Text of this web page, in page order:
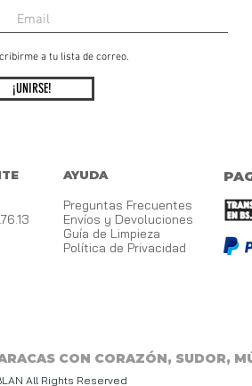
a tu lista de correo.
¡UNIRSE!
AYUDA
Preguntas Frecuentes
Envíos y Devoluciones
Guía de Limpieza
Política de Privacidad
CON CORAZÓN, SUDOR,
All Rights Reserved